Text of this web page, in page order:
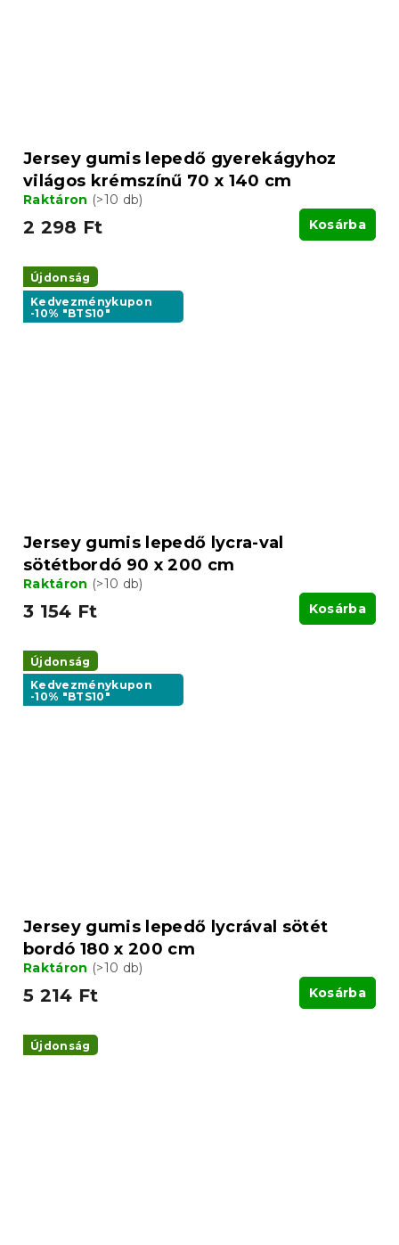
Jersey gumis lepedő gyerekágyhoz
világos krémszínű 70 x 140 cm
Raktáron (>10 db)
2 298 Ft Kosárba
Újdonság
Kedvezménykupon
-10% "BTS10"
Jersey gumis lepedő lycra-val
sötétbordó 90 x 200 cm
Raktáron (>10 db)
3 154 Ft Kosárba
Újdonság
Kedvezménykupon
-10% "BTS10"
Jersey gumis lepedő lycrával sötét
bordó 180 x 200 cm
Raktáron (>10 db)
5 214 Ft Kosárba
Újdonság